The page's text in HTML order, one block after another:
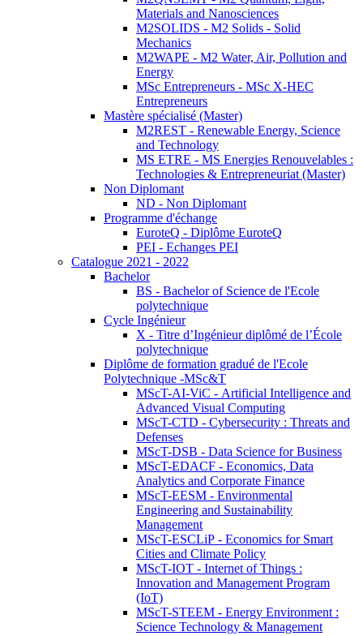
Materials and Nanosciences
M2SOLIDS - M2 Solids - Solid
Mechanics
M2WAPE - M2 Water, Air, Pollution and
Energy
MSc Entrepreneurs - MSc X-HEC
Entrepreneurs
Mastère spécialisé (Master)
M2REST - Renewable Energy, Science
and Technology
MS ETRE - MS Energies Renouvelables :
Technologies & Entrepreneuriat (Master)
Non Diplomant
ND - Non Diplomant
Programme d'échange
EuroteQ - Diplôme EuroteQ
PEI - Echanges PEI
Catalogue 2021 - 2022
Bachelor
BS - Bachelor of Science de l'Ecole
polytechnique
Cycle Ingénieur
X - Titre d’Ingénieur diplômé de l’École
polytechnique
Diplôme de formation gradué de l'Ecole
Polytechnique -MSc&T
MScT-AI-ViC - Artificial Intelligence and
Advanced Visual Computing
MScT-CTD - Cybersecurity : Threats and
Defenses
MScT-DSB - Data Science for Business
MScT-EDACF - Economics, Data
Analytics and Corporate Finance
MScT-EESM - Environmental
Engineering and Sustainability
Management
MScT-ESCLiP - Economics for Smart
Cities and Climate Policy
MScT-IOT - Internet of Things :
Innovation and Management Program
(IoT)
MScT-STEEM - Energy Environment :
Science Technology & Management